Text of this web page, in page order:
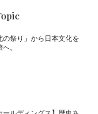
の祭り」から日本文化を
。